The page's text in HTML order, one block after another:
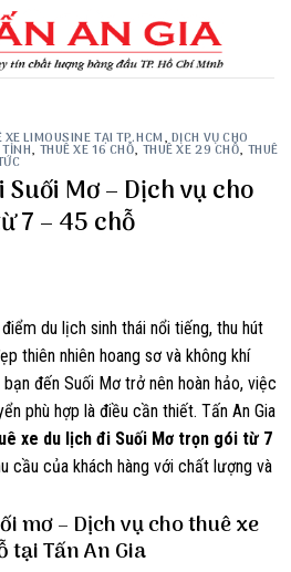
XE LIMOUSINE TẠI TP.HCM,DỊCH VỤ CHO
, THUÊ XE 16 CHỖ, THUÊ XE 29 CHỖ, THUÊ
Mơ – Dịch vụ cho
7 – 45 chỗ
du lịch sinh thái nổi tiếng, thu hút
thiên nhiên hoang sơ và không khí
đến Suối Mơ trở nên hoàn hảo, việc
phù hợp là điều cần thiết. Tấn An Gia
xe du lịch đi Suối Mơ trọn gói từ 7
cầu của khách hàng với chất lượng và
mơ – Dịch vụ cho thuê xe
tại Tấn An Gia